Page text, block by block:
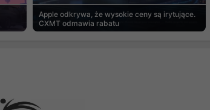
Apple odkrywa, że wysokie ceny są irytujące.
CXMT odmawia rabatu